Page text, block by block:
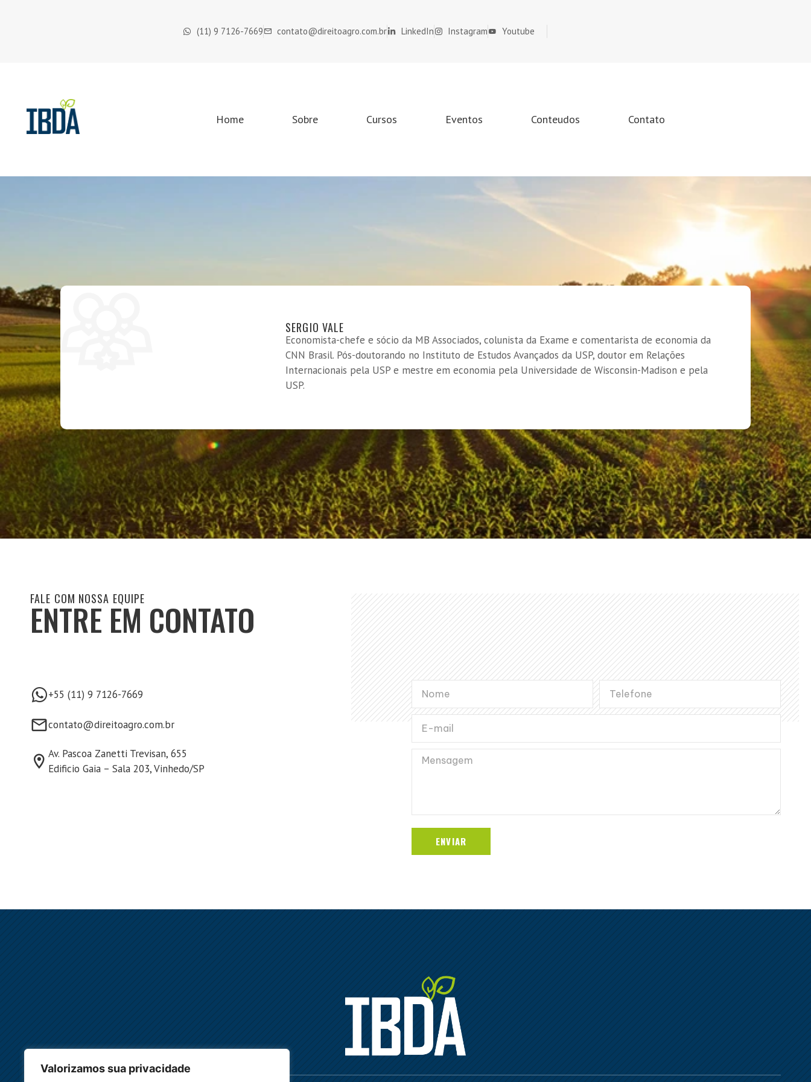
Valorizamos sua privacidade
(11) 9 7126-7669 contato@direitoagro.com.br LinkedIn Instagram Youtube
Home Sobre Cursos Eventos Conteudos Contato
SERGIO VALE
Economista-chefe e sócio da MB Associados, colunista da Exame e comentarista de economia da
CNN Brasil. Pós-doutorando no Instituto de Estudos Avançados da USP, doutor em Relações
Internacionais pela USP e mestre em economia pela Universidade de Wisconsin-Madison e pela
USP.
FALE COM NOSSA EQUIPE
ENTRE EM CONTATO
+55 (11) 9 7126-7669
contato@direitoagro.com.br
Av. Pascoa Zanetti Trevisan, 655
Edificio Gaia – Sala 203, Vinhedo/SP
ENVIAR